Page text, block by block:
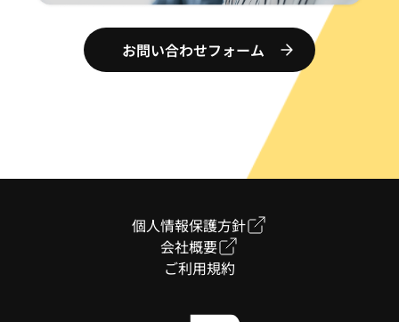
お問い合わせフォーム
個人情報保護方針
会社概要
ご利用規約